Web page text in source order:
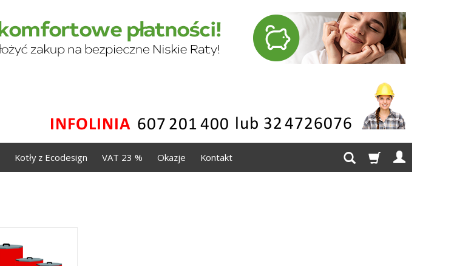
Kotły z Ecodesign VAT 23 % Okazje Kontakt